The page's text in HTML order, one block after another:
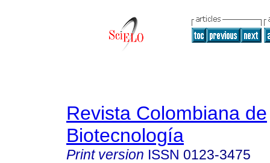
Revista Colombiana de
Biotecnología
Print version ISSN 0123-3475